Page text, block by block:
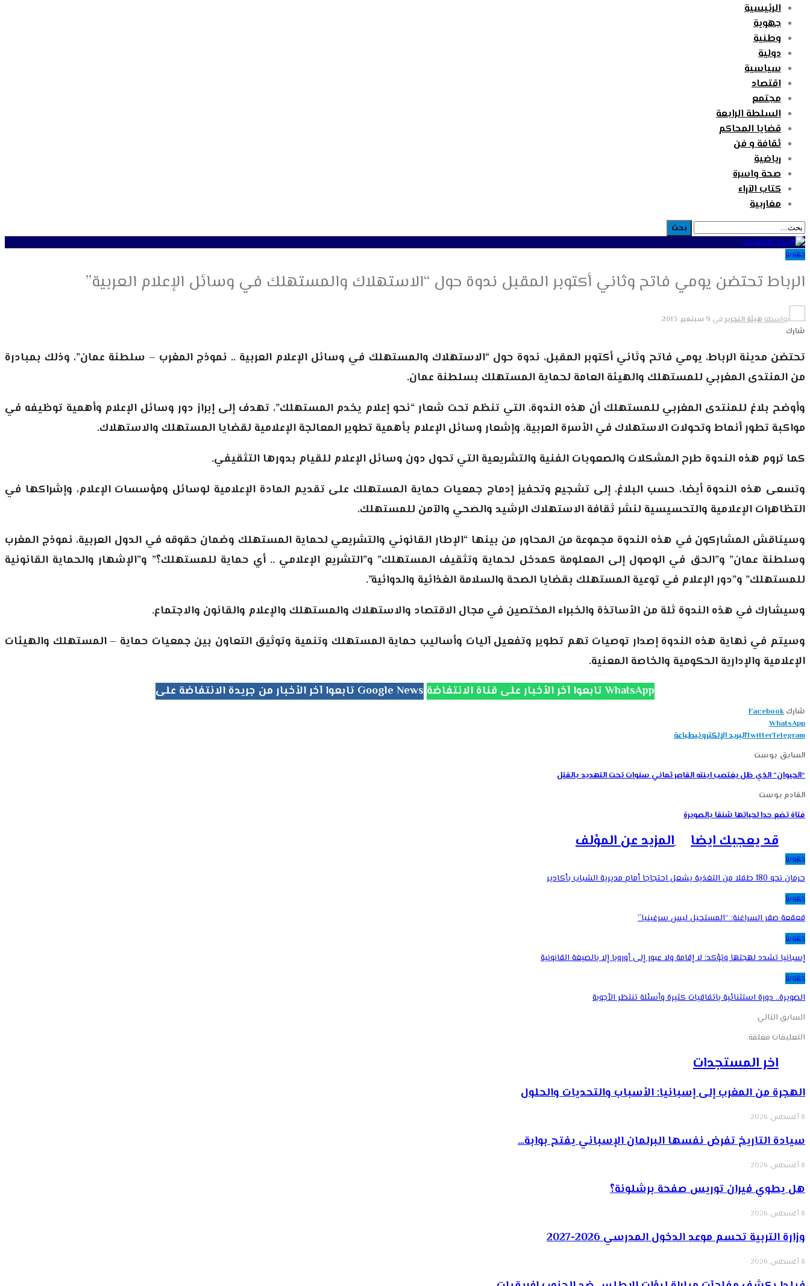
الرئيسية
جهوية
وطنية
دولية
سياسية
اقتصاد
مجتمع
السلطة الرابعة
قضايا المحاكم
ثقافة و فن
رياضية
صحة واسرة
كتاب الآراء
مغاربية
جهوية
الرباط تحتضن يومي فاتح وثاني أكتوبر المقبل ندوة حول “الاستهلاك والمستهلك في وسائل الإعلام العربية”
بواسطةهيئة التحرير في 9 سبتمبر, 2013
شارك
تحتضن مدينة الرباط، يومي فاتح وثاني أكتوبر المقبل، ندوة حول “الاستهلاك والمستهلك في وسائل الإعلام العربية .. نموذج المغرب – سلطنة عمان”، وذلك بمبادرة
من المنتدى المغربي للمستهلك والهيئة العامة لحماية المستهلك بسلطنة عمان.
وأوضح بلاغ للمنتدى المغربي للمستهلك أن هذه الندوة، التي تنظم تحت شعار “نحو إعلام يخدم المستهلك”، تهدف إلى إبراز دور وسائل الإعلام وأهمية توظيفه في
مواكبة تطور أنماط وتحولات الاستهلاك في الأسرة العربية، وإشعار وسائل الإعلام بأهمية تطوير المعالجة الإعلامية لقضايا المستهلك والاستهلاك.
كما تروم هذه الندوة طرح المشكلات والصعوبات الفنية والتشريعية التي تحول دون وسائل الإعلام للقيام بدورها التثقيفي.
وتسعى هذه الندوة أيضا، حسب البلاغ، إلى تشجيع وتحفيز إدماج جمعيات حماية المستهلك على تقديم المادة الإعلامية لوسائل ومؤسسات الإعلام، وإشراكها في
التظاهرات الإعلامية والتحسيسية لنشر ثقافة الاستهلاك الرشيد والصحي والآمن للمستهلك.
وسيناقش المشاركون في هذه الندوة مجموعة من المحاور من بينها “الإطار القانوني والتشريعي لحماية المستهلك وضمان حقوقه في الدول العربية، نموذج المغرب
وسلطنة عمان” و”الحق في الوصول إلى المعلومة كمدخل لحماية وتثقيف المستهلك” و”التشريع الإعلامي .. أي حماية للمستهلك؟” و”الإشهار والحماية القانونية
للمستهلك” و”دور الإعلام في توعية المستهلك بقضايا الصحة والسلامة الغذائية والدوائية”.
وسيشارك في هذه الندوة ثلة من الأساتذة والخبراء المختصين في مجال الاقتصاد والاستهلاك والمستهلك والإعلام والقانون والاجتماع.
وسيتم في نهاية هذه الندوة إصدار توصيات تهم تطوير وتفعيل آليات وأساليب حماية المستهلك وتنمية وتوثيق التعاون بين جمعيات حماية – المستهلك والهيئات
الإعلامية والإدارية الحكومية والخاصة المعنية.
تابعوا آخر الأخبار من جريدة الانتفاضة على Google News
تابعوا آخر الأخبار على قناة الانتفاضة WhatsApp
شارك Facebook
WhatsApp
TwitterTelegram البريد الإلكترونيطباعة
السابق بوست
“الحيوان” الذي ظل يغتصب ابنته القاصر ثماني سنوات تحت التهديد بالقتل
القادم بوست
فتاة تضع حدا لحياتها شنقا بالصويرة
قد يعجبك ايضا المزيد عن المؤلف
جهوية
حرمان نحو 180 طفلا من التغذية يشعل احتجاجا أمام مديرية الشباب بأكادير
جهوية
قعقعة صقر السراغنة: “المستحيل ليس سرغينيا”
جهوية
إسبانيا تشدد لهجتها وتؤكد: لا إقامة ولا عبور إلى أوروبا إلا بالصيغة القانونية
جهوية
الصويرة.. دورة استثنائية باتفاقيات كثيرة وأسئلة تنتظر الأجوبة
السابق التالي
التعليقات مغلقة.
اخر المستجدات
الهجرة من المغرب إلى إسبانيا: الأسباب والتحديات والحلول
8 أغسطس, 2026
سيادة التاريخ تفرض نفسها البرلمان الإسباني يفتح بوابة…
8 أغسطس, 2026
هل يطوي فيران توريس صفحة برشلونة؟
8 أغسطس, 2026
وزارة التربية تحسم موعد الدخول المدرسي 2026-2027
8 أغسطس, 2026